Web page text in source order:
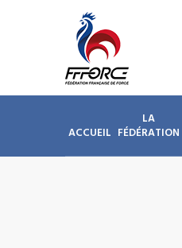
ACCUEIL
LA
FÉDÉRATION